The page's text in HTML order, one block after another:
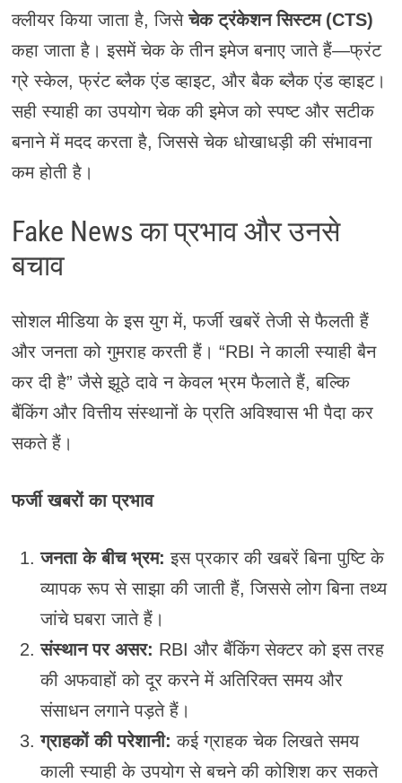
क्लीयर किया जाता है, जिसेचेक ट्रंकेशन सिस्टम (CTS)
कहा जाता है। इसमें चेक के तीन इमेज बनाए जाते हैं—फ्रंट
ग्रे स्केल, फ्रंट ब्लैक एंड व्हाइट, और बैक ब्लैक एंड व्हाइट।
सही स्याही का उपयोग चेक की इमेज को स्पष्ट और सटीक
बनाने में मदद करता है, जिससे चेक धोखाधड़ी की संभावना
कम होती है।
Fake News का प्रभाव और उनसे
बचाव
सोशल मीडिया के इस युग में, फर्जी खबरें तेजी से फैलती हैं
और जनता को गुमराह करती हैं। “RBI ने काली स्याही बैन
कर दी है” जैसे झूठे दावे न केवल भ्रम फैलाते हैं, बल्कि
बैंकिंग और वित्तीय संस्थानों के प्रति अविश्वास भी पैदा कर
सकते हैं।
फर्जी खबरों का प्रभाव
जनता के बीच भ्रम: इस प्रकार की खबरें बिना पुष्टि के
व्यापक रूप से साझा की जाती हैं, जिससे लोग बिना तथ्य
जांचे घबरा जाते हैं।
संस्थान पर असर: RBI और बैंकिंग सेक्टर को इस तरह
की अफवाहों को दूर करने में अतिरिक्त समय और
संसाधन लगाने पड़ते हैं।
ग्राहकों की परेशानी: कई ग्राहक चेक लिखते समय
काली स्याही के उपयोग से बचने की कोशिश कर सकते